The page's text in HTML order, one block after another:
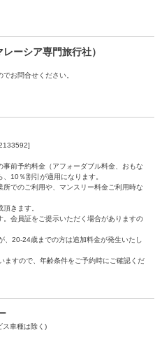
ーシア専門旅行社）
お問合せください。
前予約料金（アフォーダブル料金、おもな
10％割引が適用になります。
所でのご利用や、マンスリー料金ご利用時な
きます。
。会員証をご提示いただく場合がありますの
、20-24歳までの方は追加料金が発生いたし
ますので、年齢条件をご予約時にご確認くだ
ス車種は除く)